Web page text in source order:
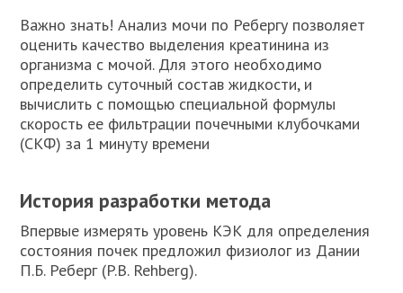
Важно знать! Анализ мочи по Ребергу позволяет
оценить качество выделения креатинина из
организма с мочой. Для этого необходимо
определить суточный состав жидкости, и
вычислить с помощью специальной формулы
скорость ее фильтрации почечными клубочками
(СКФ) за 1 минуту времени
История разработки метода
Впервые измерять уровень КЭК для определения
состояния почек предложил физиолог из Дании
П.Б. Реберг (P.B. Rehberg).